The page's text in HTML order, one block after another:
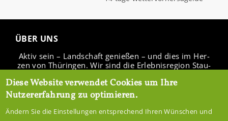
ÜBER UNS
Aktiv sein – Land­schaft ge­nie­ßen – und dies im Her­
zen von Thü­rin­gen. Wir sind die Er­leb­nis­re­gi­on Stau­
Diese Website verwendet Cookies um Ihre
Nutzererfahrung zu optimieren.
Ändern Sie die Einstellungen entsprechend Ihren Wünschen und